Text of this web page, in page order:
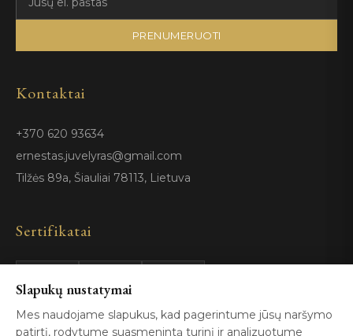
PRENUMERUOTI
Kontaktai
+370 620 93634
ernestas.juvelyras@gmail.com
Tilžės 89a, Šiauliai 78113, Lietuva
Sertifikatai
GIA
Certified
ISO 9001
Slapukų nustatymai
Mes naudojame slapukus, kad pagerintume jūsų naršymo
patirtį, rodytume suasmenintą turinį ir analizuotume